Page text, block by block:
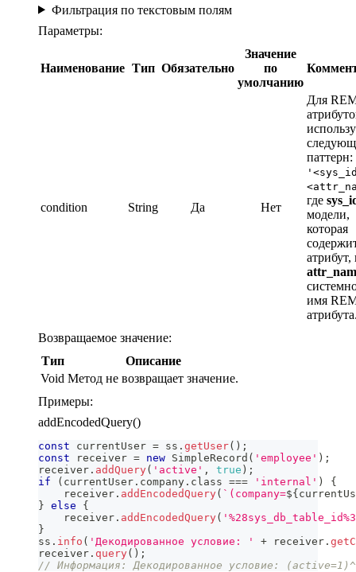
Фильтрация по текстовым полям
Параметры:
Наименование Тип Обязательно
Значение
по
умолчанию
condition String Да Нет
Для
паттерн:
где
модели,
которая
атрибут,
имя
Возвращаемое значение:
Тип
Описание
Void Метод не возвращает значение.
Примеры:
addEncodedQuery()
const currentUser = ss . getUser( ) ;
const receiver = new SimpleRecord ( 'employee' ) ;
receiver . addQuery( 'active' , true ) ;
if
( currentUser . company . class === 'internal' )
{
    receiver
. addEncodedQuery( ` (company=${
} else
{
    receiver
. addEncodedQuery(
}
ss . info ( 'Декодированное условие: ' + receiver .
receiver . query( ) ;
// Информация: Декодированное условие: